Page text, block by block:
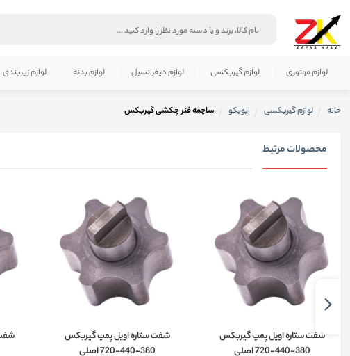
لوازم موتوری لوازم گیربکسی لوازم دیفرانسیل لوازم بدنه لوازم زیربندی
خانه لوازم گیربکسی ایویکو ساچمه فنر چکشی گیربکس
محصولات مرتبط
شفت ستاره اویل پمپ گیربکس
380-440-720 اصلی
شفت ستاره اویل پمپ گیربکس
380-440-720 اصلی